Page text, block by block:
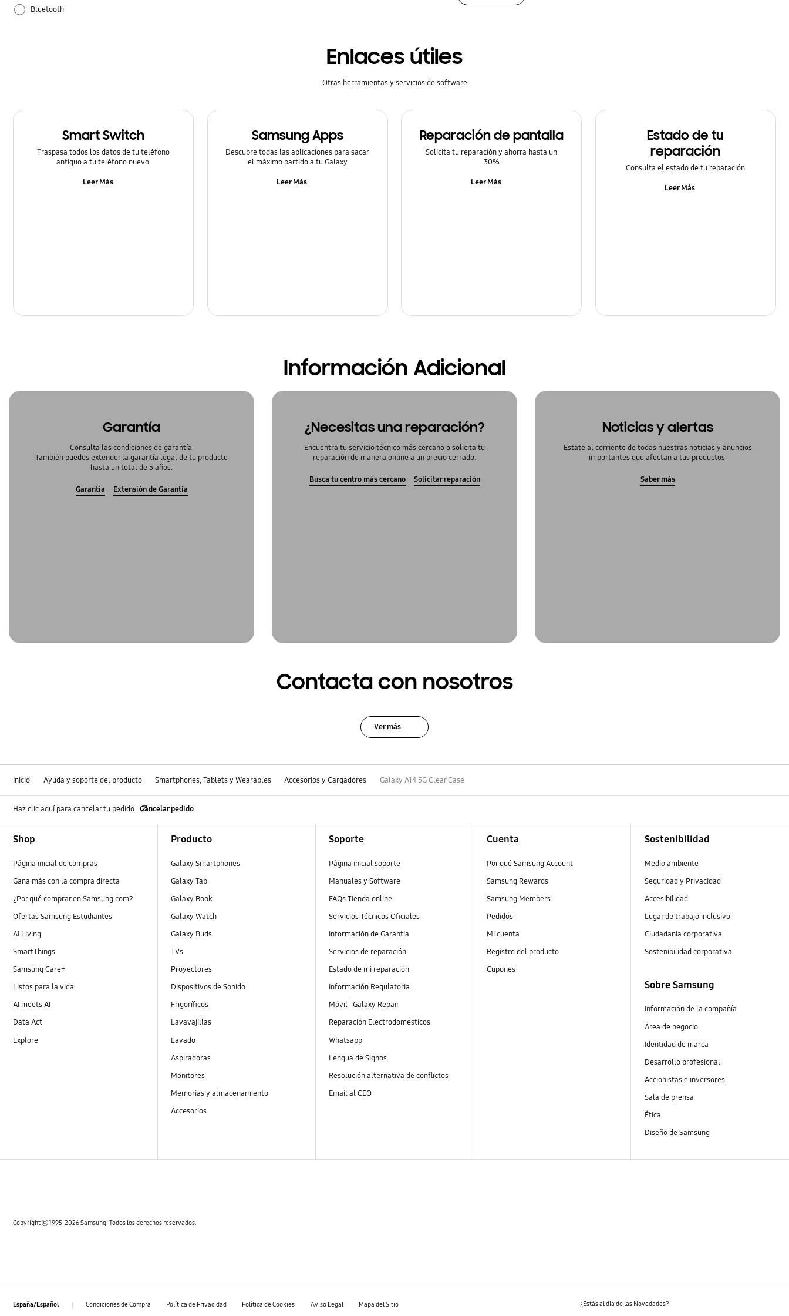
Bluetooth
Enlaces útiles
Otras herramientas y servicios de software
Smart Switch
Traspasa todos los datos de tu teléfono
antiguo a tu teléfono nuevo.
Leer Más
Samsung Apps
Descubre todas las aplicaciones para sacar
el máximo partido a tu Galaxy
Leer Más
Reparación de pantalla
Solicita tu reparación y ahorra hasta un
30%
Leer Más
Estado de tu
reparación
Consulta el estado de tu reparación
Leer Más
Información Adicional
Garantía
Consulta las condiciones de garantía.
También puedes extender la garantía legal de tu producto
hasta un total de 5 años.
Garantía Extensión de Garantía
¿Necesitas una reparación?
Encuentra tu servicio técnico más cercano o solicita tu
reparación de manera online a un precio cerrado.
Busca tu centro más cercano Solicitar reparación
Noticias y alertas
Estate al corriente de todas nuestras noticias y anuncios
importantes que afectan a tus productos.
Saber más
Contacta con nosotros
Ver más
Inicio Ayuda y soporte del producto Smartphones, Tablets y Wearables Accesorios y Cargadores Galaxy A14 5G Clear Case
Haz clic aquí para cancelar tu pedido Cancelar pedido
Shop
Página inicial de compras
Gana más con la compra directa
¿Por qué comprar en Samsung.com?
Ofertas Samsung Estudiantes
AI Living
SmartThings
Samsung Care+
Listos para la vida
AI meets AI
Data Act
Explore
Producto
Galaxy Smartphones
Galaxy Tab
Galaxy Book
Galaxy Watch
Galaxy Buds
TVs
Proyectores
Dispositivos de Sonido
Frigoríficos
Lavavajillas
Lavado
Aspiradoras
Monitores
Memorias y almacenamiento
Accesorios
Soporte
Página inicial soporte
Manuales y Software
FAQs Tienda online
Servicios Técnicos Oficiales
Información de Garantía
Servicios de reparación
Estado de mi reparación
Información Regulatoria
Móvil | Galaxy Repair
Reparación Electrodomésticos
Whatsapp
Lengua de Signos
Resolución alternativa de conflictos
Email al CEO
Cuenta
Por qué Samsung Account
Samsung Rewards
Samsung Members
Pedidos
Mi cuenta
Registro del producto
Cupones
Sostenibilidad
Medio ambiente
Seguridad y Privacidad
Accesibilidad
Lugar de trabajo inclusivo
Ciudadanía corporativa
Sostenibilidad corporativa
Sobre Samsung
Información de la compañía
Área de negocio
Identidad de marca
Desarrollo profesional
Accionistas e inversores
Sala de prensa
Ética
Diseño de Samsung
Copyright ⓒ 1995-2026 Samsung. Todos los derechos reservados.
España/Español Condiciones de Compra Política de Privacidad Política de Cookies Aviso Legal Mapa del Sitio ¿Estás al día de las Novedades?